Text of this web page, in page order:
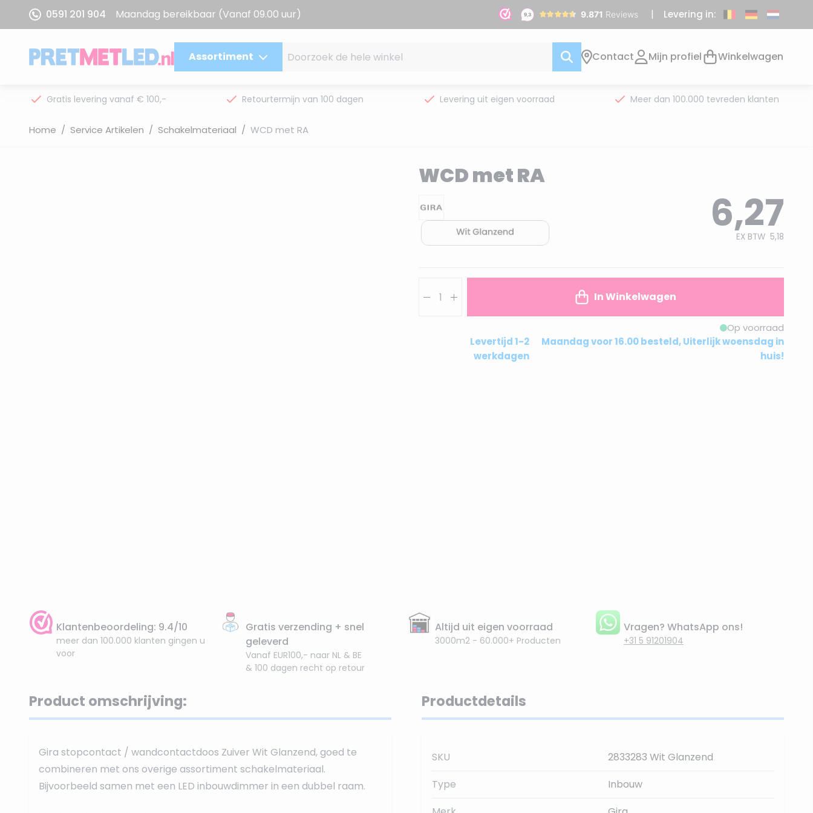
Ga naar de inhoud
0591 201 904 Maandag bereikbaar (Vanaf 09.00 uur) Levering in:
Assortiment Contact Mijn profiel Winkelwagen
Gratis levering vanaf € 100,- Retourtermijn van 100 dagen Levering uit eigen voorraad Meer dan 100.000 tevreden klanten
Home / Service Artikelen / Schakelmateriaal / WCD met RA
WCD met RA
6,27
EX BTW 5,18
In Winkelwagen
Op voorraad
Levertijd 1-2
werkdagen
Maandag voor 16.00 besteld, Uiterlijk woensdag in
huis!
Klantenbeoordeling: 9.4/10
meer dan 100.000 klanten gingen u
voor
Gratis verzending + snel
geleverd
Vanaf EUR100,- naar NL & BE
& 100 dagen recht op retour
Altijd uit eigen voorraad
3000m2 - 60.000+ Producten
Vragen? WhatsApp ons!
+31 5 91201904
Product omschrijving:
Gira stopcontact / wandcontactdoos Zuiver Wit Glanzend, goed te
combineren met ons overige assortiment schakelmateriaal.
Bijvoorbeeld samen met een LED inbouwdimmer in een dubbel raam.
Productdetails
SKU
2833283 Wit Glanzend
Type
Inbouw